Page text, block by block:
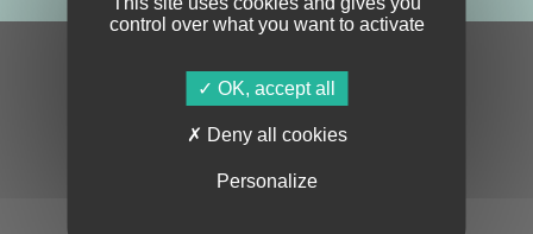
S'ABONNER À LA NEWSLETTER
control over what you want to activate
OK, accept all
Deny all cookies
Personalize